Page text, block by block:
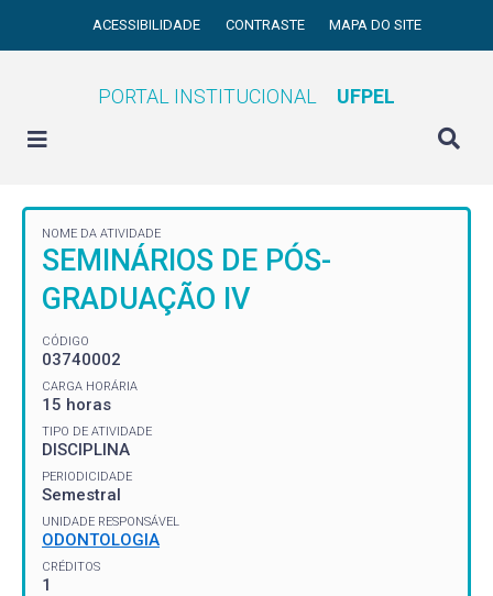
ACESSIBILIDADE CONTRASTE MAPA DO SITE
PORTAL INSTITUCIONAL UFPEL
NOME DA ATIVIDADE
SEMINÁRIOS DE PÓS-
GRADUAÇÃO IV
CÓDIGO
03740002
CARGA HORÁRIA
15 horas
TIPO DE ATIVIDADE
DISCIPLINA
PERIODICIDADE
Semestral
UNIDADE RESPONSÁVEL
ODONTOLOGIA
CRÉDITOS
1